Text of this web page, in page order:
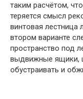
таким расчётом,
теряется смысл
винтовая лестница
втором варианте
пространство под
выдвижные ящики,
обустраивать и